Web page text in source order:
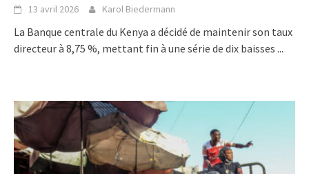
13 avril 2026 Karol Biedermann
La Banque centrale du Kenya a décidé de maintenir son taux
directeur à 8,75 %, mettant fin à une série de dix baisses ...